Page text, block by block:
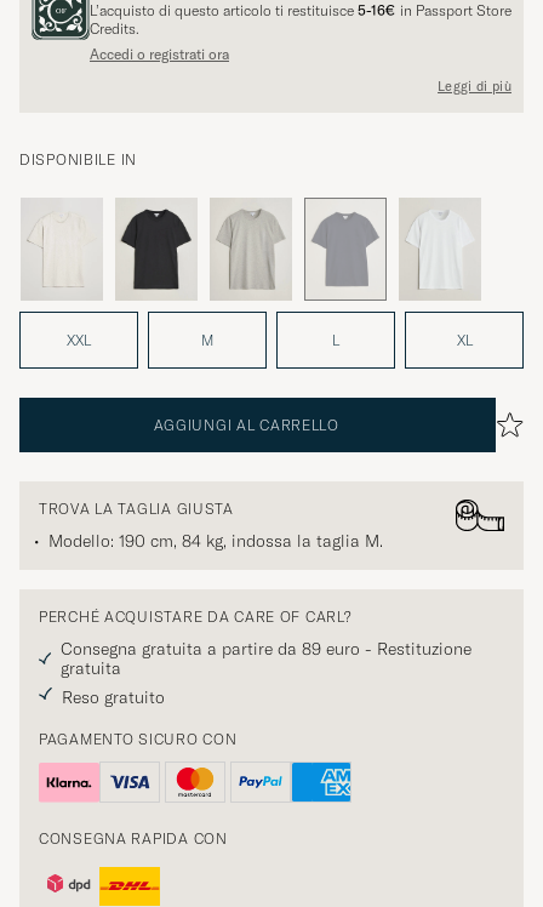
L’acquisto di questo articolo ti restituisce 5-16€ in Passport Store
Credits.
Accedi o registrati ora
Leggi di più
DISPONIBILE IN
XXL M L XL
AGGIUNGI AL CARRELLO
TROVA LA TAGLIA GIUSTA
Modello: 190 cm, 84 kg, indossa la taglia M.
PERCHÉ ACQUISTARE DA CARE OF CARL?
Consegna gratuita a partire da 89 euro - Restituzione
gratuita
Reso gratuito
PAGAMENTO SICURO CON
CONSEGNA RAPIDA CON